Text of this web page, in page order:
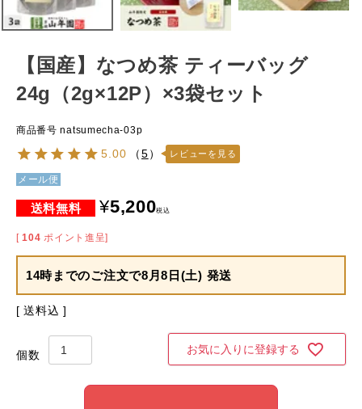
【国産】なつめ茶 ティーバッグ
24g（2g×12P）×3袋セット
商品番号 natsumecha-03p
5.00 （5） レビューを見る
メール便
¥5,200税込
[ 104 ポイント進呈]
14時までのご注文で8月8日(土) 発送
送料込
お気に入りに登録する